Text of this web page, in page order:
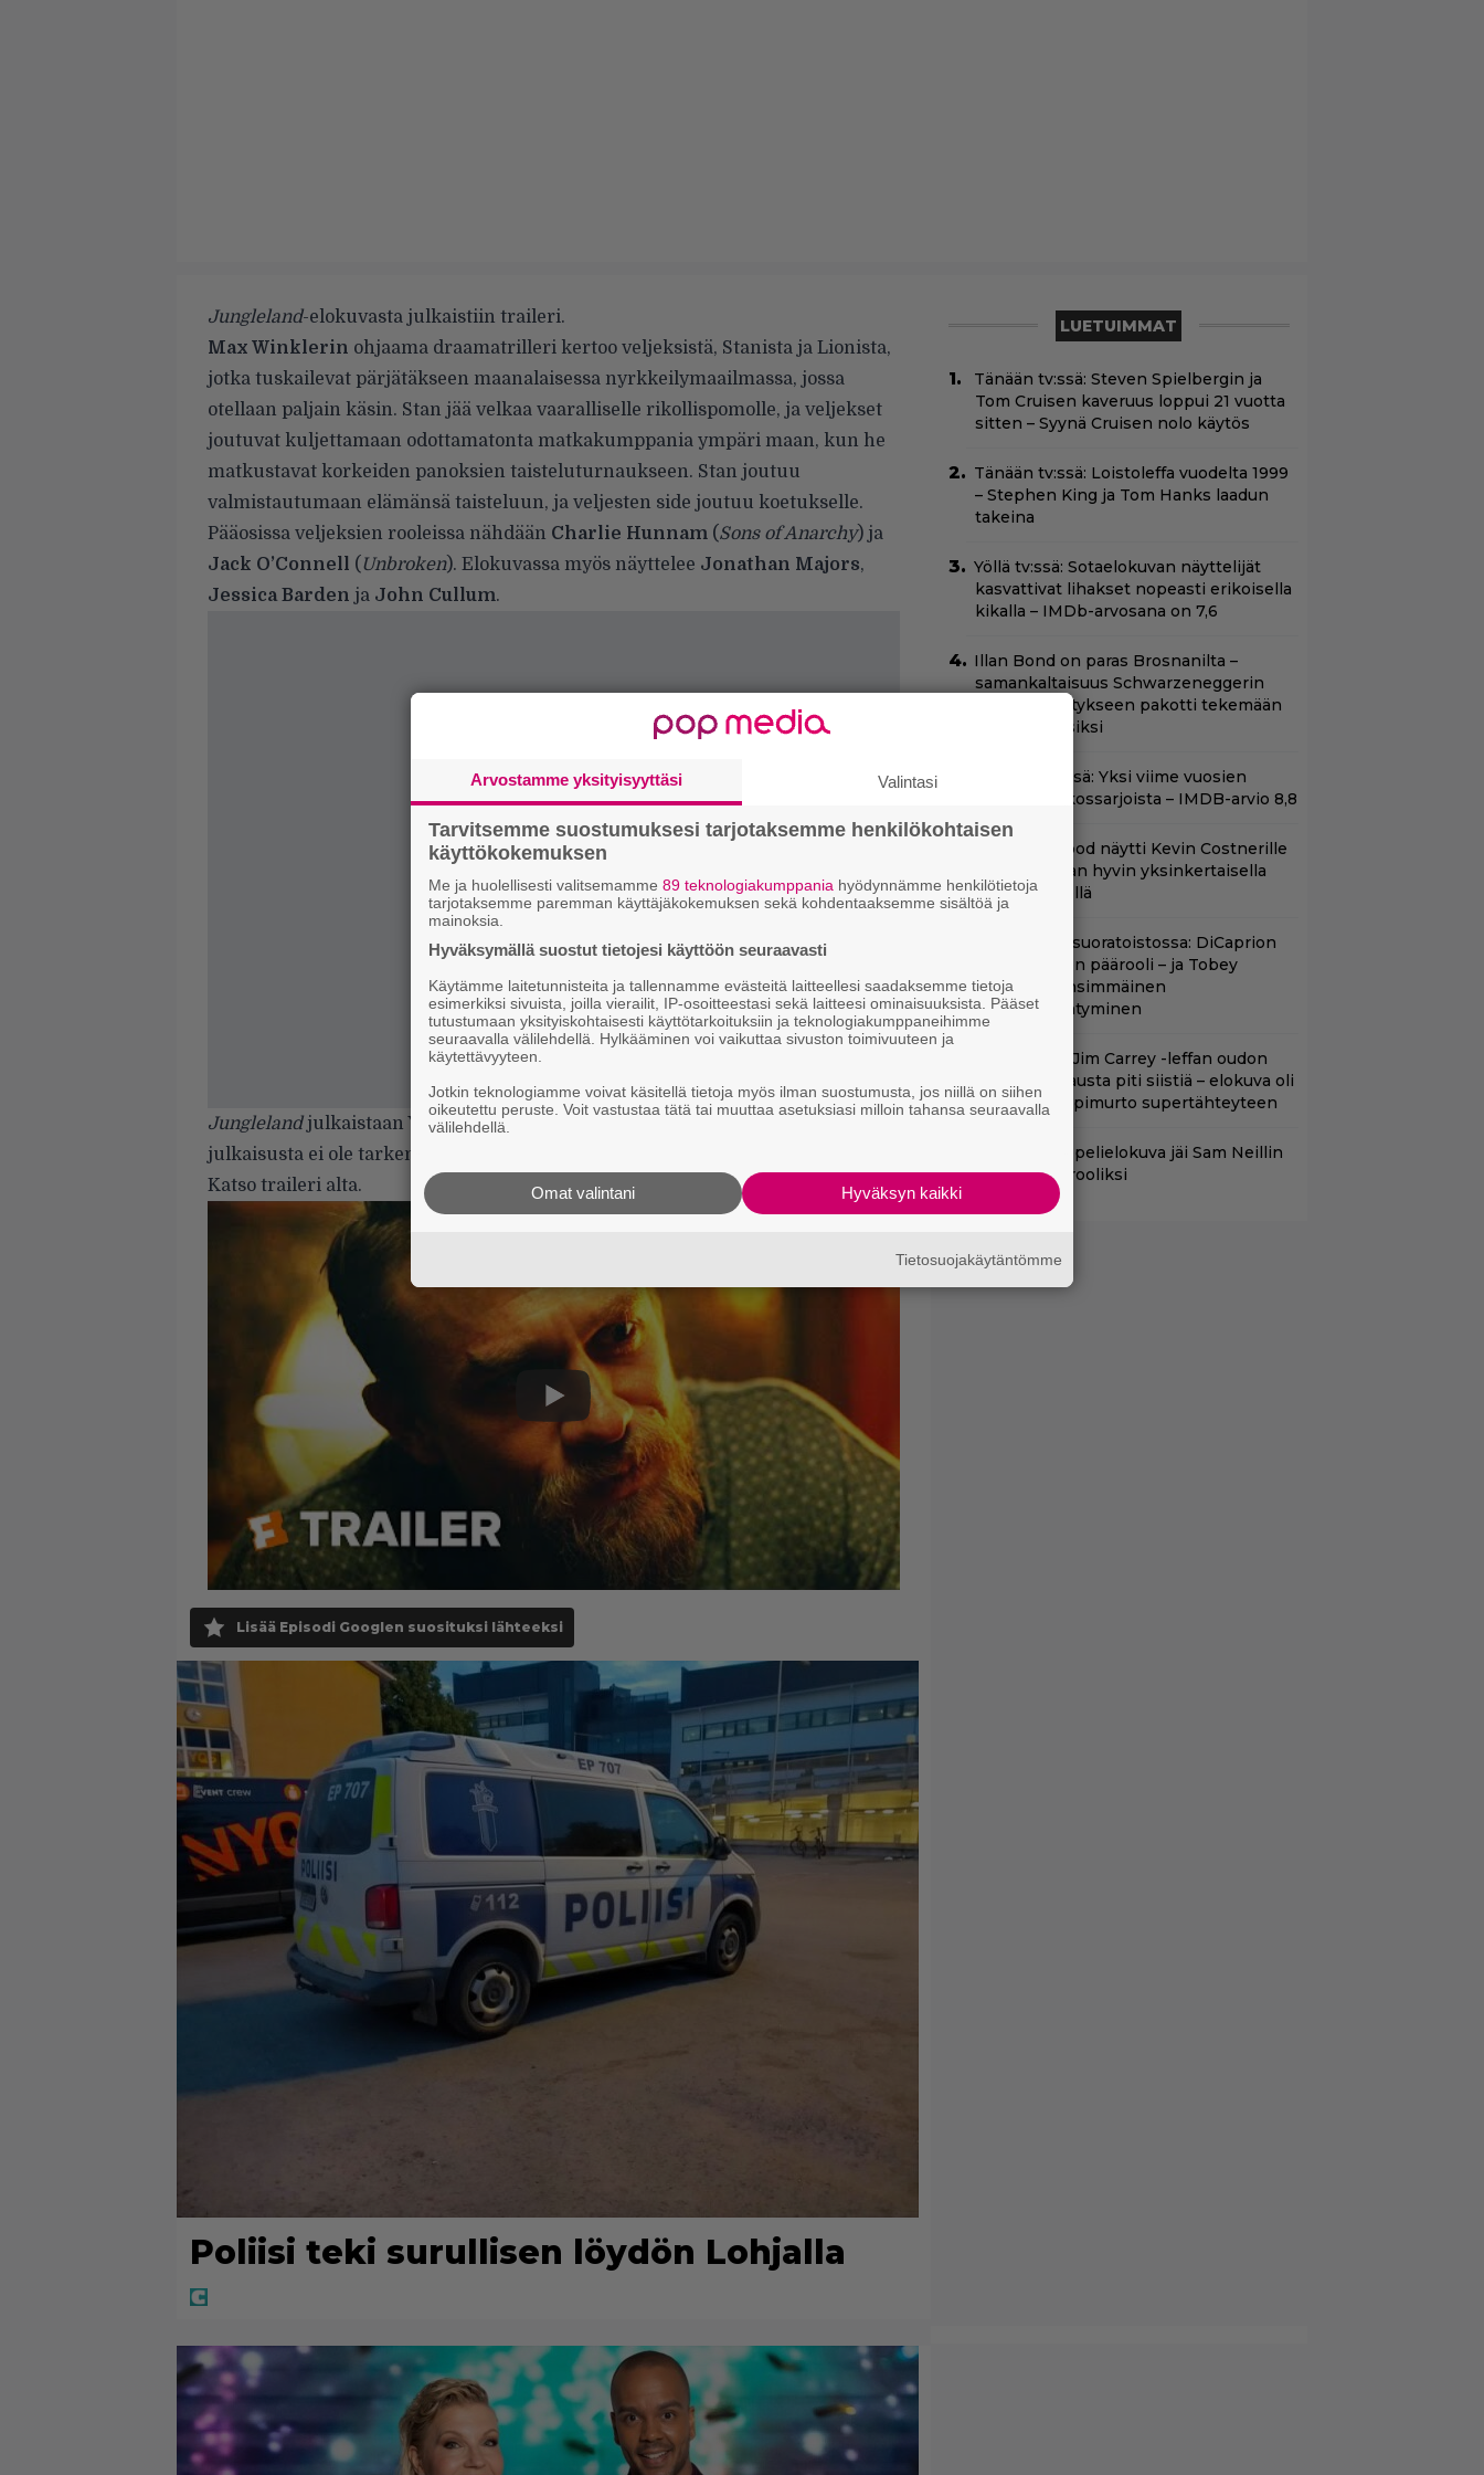
Jungleland-elokuvasta julkaistiin traileri.
Max Winklerin ohjaama draamatrilleri kertoo veljeksistä, Stanista ja Lionista,
jotka tuskailevat pärjätäkseen maanalaisessa nyrkkeilymaailmassa, jossa
otellaan paljain käsin. Stan jää velkaa vaaralliselle rikollispomolle, ja veljekset
joutuvat kuljettamaan odottamatonta matkakumppania ympäri maan, kun he
matkustavat korkeiden panoksien taisteluturnaukseen. Stan joutuu
valmistautumaan elämänsä taisteluun, ja veljesten side joutuu koetukselle.
Pääosissa veljeksien rooleissa nähdään Charlie Hunnam (Sons of Anarchy) ja
Jack O’Connell ( Unbroken). Elokuvassa myös näyttelee Jonathan Majors,
Jessica Barden ja John Cullum.
Junglelandjulkaistaan Yhdysvalloissa digitaalisesti 10. marraskuuta. Suomen
julkaisusta ei ole tarkempaa tietoa.
Katso traileri alta.
Lisää Episodi Googlen suosituksi lähteeksi
Poliisi teki surullisen löydön Lohjalla
LUETUIMMAT
Tänään tv:ssä: Steven Spielbergin ja
Tom Cruisen kaveruus loppui 21 vuotta
sitten – Syynä Cruisen nolo käytös
Tänään tv:ssä: Loistoleffa vuodelta 1999
– Stephen King ja Tom Hanks laadun
takeina
Yöllä tv:ssä: Sotaelokuvan näyttelijät
kasvattivat lihakset nopeasti erikoisella
kikalla – IMDb-arvosana on 7,6
Illan Bond on paras Brosnanilta –
samankaltaisuus Schwarzeneggerin
toimintatykitykseen pakotti tekemään
kässärin uusiksi
Nyt Netflixissä: Yksi viime vuosien
parhaista rikossarjoista – IMDB-arvio 8,8
Clint Eastwood näytti Kevin Costnerille
kaapin paikan hyvin yksinkertaisella
toimenpiteellä
Huippuleffa suoratoistossa: DiCaprion
ensimmäinen päärooli – ja Tobey
Maguiren ensimmäinen
elokuvaesiintyminen
Illalla tv:ssä: Jim Carrey -leffan oudon
raakaa kohtausta piti siistiä – elokuva oli
koomikon läpimurto supertähteyteen
Tuleva videopelielokuva jäi Sam Neillin
viimeiseksi rooliksi
Arvostamme yksityisyyttäsi Valintasi
Tarvitsemme suostumuksesi tarjotaksemme henkilökohtaisen
käyttökokemuksen
Me ja huolellisesti valitsemamme 89 teknologiakumppania hyödynnämme henkilötietoja
tarjotaksemme paremman käyttäjäkokemuksen sekä kohdentaaksemme sisältöä ja
mainoksia.
Hyväksymällä suostut tietojesi käyttöön seuraavasti
Käytämme laitetunnisteita ja tallennamme evästeitä laitteellesi saadaksemme tietoja
esimerkiksi sivuista, joilla vierailit, IP-osoitteestasi sekä laitteesi ominaisuuksista. Pääset
tutustumaan yksityiskohtaisesti käyttötarkoituksiin ja teknologiakumppaneihimme
seuraavalla välilehdellä. Hylkääminen voi vaikuttaa sivuston toimivuuteen ja
käytettävyyteen.
Jotkin teknologiamme voivat käsitellä tietoja myös ilman suostumusta, jos niillä on siihen
oikeutettu peruste. Voit vastustaa tätä tai muuttaa asetuksiasi milloin tahansa seuraavalla
välilehdellä.
Hyväksyn kaikki
Omat valintani
Tietosuojakäytäntömme